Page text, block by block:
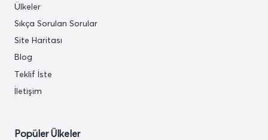
Ülkeler
Sıkça Sorulan Sorular
Site Haritası
Blog
Teklif İste
İletişim
Popüler Ülkeler